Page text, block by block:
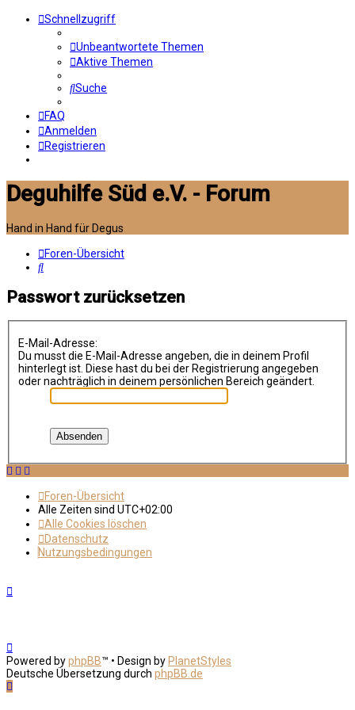
Schnellzugriff
Unbeantwortete Themen
Aktive Themen
Suche
FAQ
Anmelden
Registrieren
Deguhilfe Süd e.V. - Forum
Hand in Hand für Degus
Foren-Übersicht
Suche
Passwort zurücksetzen
E-Mail-Adresse:
Du musst die E-Mail-Adresse angeben, die in deinem Profil
hinterlegt ist. Diese hast du bei der Registrierung angegeben
oder nachträglich in deinem persönlichen Bereich geändert.
Foren-Übersicht
Alle Zeiten sind UTC+02:00
Alle Cookies löschen
Datenschutz
Nutzungsbedingungen
Powered byphpBB™ • Design by PlanetStyles
Deutsche Übersetzung durch phpBB.de